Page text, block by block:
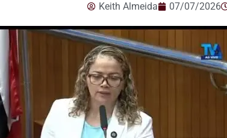
Keith Almeida 07/07/2026